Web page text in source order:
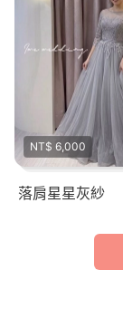
NT$ 6,000
落肩星星灰紗